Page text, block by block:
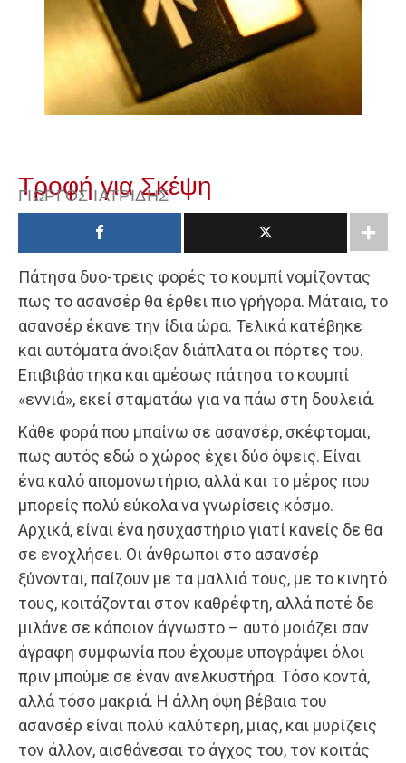
Τροφή για Σκέψη
ΓΙΏΡΓΟΣ ΙΑΤΡΊΔΗΣ
Πάτησα δυο-τρεις φορές το κουμπί νομίζοντας
πως το ασανσέρ θα έρθει πιο γρήγορα. Μάταια, το
ασανσέρ έκανε την ίδια ώρα. Τελικά κατέβηκε
και αυτόματα άνοιξαν διάπλατα οι πόρτες του.
Επιβιβάστηκα και αμέσως πάτησα το κουμπί
«εννιά», εκεί σταματάω για να πάω στη δουλειά.
Κάθε φορά που μπαίνω σε ασανσέρ, σκέφτομαι,
πως αυτός εδώ ο χώρος έχει δύο όψεις. Είναι
ένα καλό απομονωτήριο, αλλά και το μέρος που
μπορείς πολύ εύκολα να γνωρίσεις κόσμο.
Αρχικά, είναι ένα ησυχαστήριο γιατί κανείς δε θα
σε ενοχλήσει. Οι άνθρωποι στο ασανσέρ
ξύνονται, παίζουν με τα μαλλιά τους, με το κινητό
τους, κοιτάζονται στον καθρέφτη, αλλά ποτέ δε
μιλάνε σε κάποιον άγνωστο – αυτό μοιάζει σαν
άγραφη συμφωνία που έχουμε υπογράψει όλοι
πριν μπούμε σε έναν ανελκυστήρα. Τόσο κοντά,
αλλά τόσο μακριά. Η άλλη όψη βέβαια του
ασανσέρ είναι πολύ καλύτερη, μιας, και μυρίζεις
τον άλλον, αισθάνεσαι το άγχος του, τον κοιτάς